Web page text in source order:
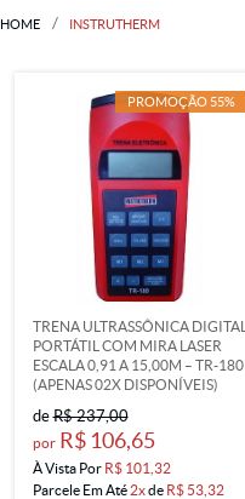
HOME INSTRUTHERM
PROMOÇÃO 55%
TRENA ULTRASSÔNICA DIGITAL
PORTÁTIL COM MIRA LASER
ESCALA 0,91 A 15,00M – TR-180
(APENAS 02X DISPONÍVEIS)
de R$ 237,00
por R$ 106,65
À Vista Por R$ 101,32
Parcele Em Até 2xde R$ 53,32